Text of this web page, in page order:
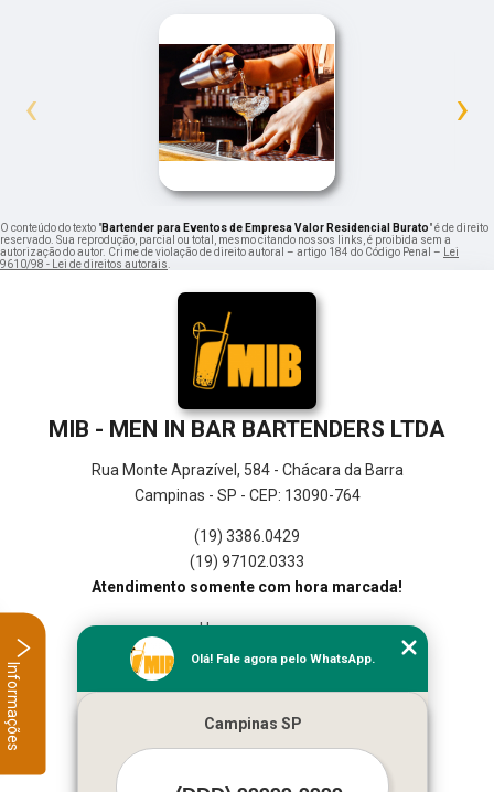
‹ ›
O conteúdo do texto "Bartender para Eventos de Empresa Valor Residencial Burato" é de direito
reservado. Sua reprodução, parcial ou total, mesmo citando nossos links, é proibida sem a
autorização do autor. Crime de violação de direito autoral – artigo 184 do Código Penal –
Lei
9610/98 - Lei de direitos autorais
MIB - MEN IN BAR BARTENDERS LTDA
Rua Monte Aprazível, 584 - Chácara da Barra
Campinas - SP - CEP: 13090-764
(19) 3386.0429
(19) 97102.0333
Atendimento somente com hora marcada!
Home
Empresa
Contato
Olá! Fale agora pelo WhatsApp.
Campinas SP
Informações